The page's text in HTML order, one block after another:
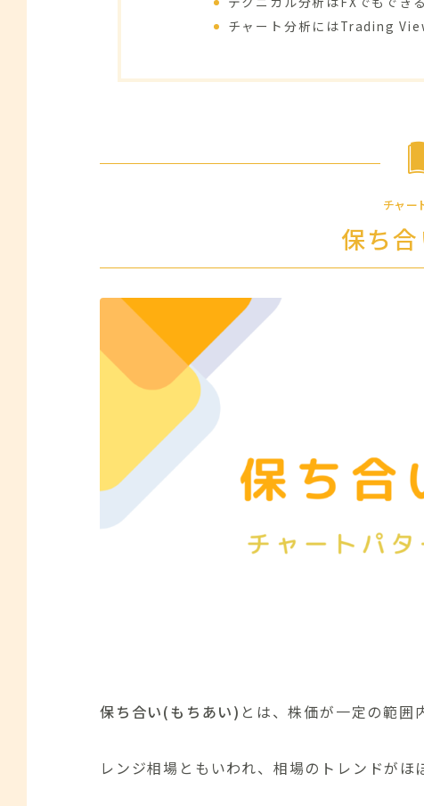
チャート分析にはTrading
チャー
保ち合
保ち合い(もちあい) とは、株価が一定の範囲
レンジ相場ともいわれ、相場のトレンドがほ